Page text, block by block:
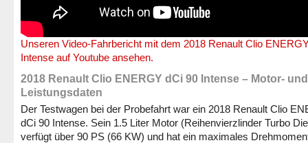
Unseren Video-Fahrbericht mit dem 2018 Renault Clio
Intense auf Youtube ansehen.
2018 Renault Clio ENERGY dCi 90 Intense – Motor- und
Leistungsdaten
Der Testwagen bei der Probefahrt war ein 2018 Renault Clio
dCi 90 Intense. Sein 1.5 Liter Motor (Reihenvierzlinder Turbo
verfügt über 90 PS (66 KW) und hat ein maximales